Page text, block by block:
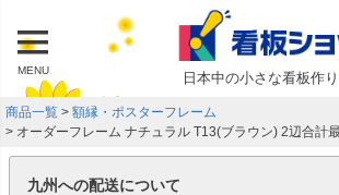
MENU 日本中の小さな看板作り
商品一覧
額縁・ポスターフレーム
オーダーフレーム ナチュラル T13(ブラウン) 2辺合計
九州への配送について